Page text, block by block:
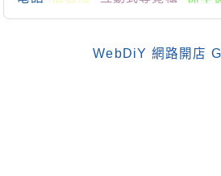
WebDiY 網路開店